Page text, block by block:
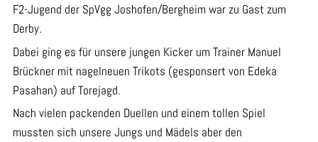
F2-Jugend der SpVgg Joshofen/Bergheim war zu Gast zum
Derby.
Dabei ging es für unsere jungen Kicker um Trainer Manuel
Brückner mit nagelneuen Trikots (gesponsert von Edeka
Pasahan) auf Torejagd.
Nach vielen packenden Duellen und einem tollen Spiel
mussten sich unsere Jungs und Mädels aber den